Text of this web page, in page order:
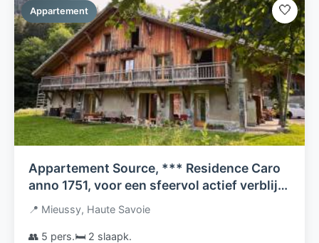
Appartement 🤍
Appartement Source, *** Residence Caro
anno 1751, voor een sfeervol actief verblijf
zomer en wintersport, in het hart van de
Franse Alpen.
📍 Mieussy, Haute Savoie
👥 5 pers.🛏️ 2 slaapk.